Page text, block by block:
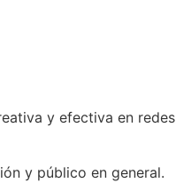
y efectiva en redes
y público en general.